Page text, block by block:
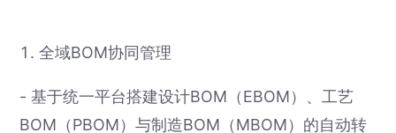
1. 全域BOM协同管理
- 基于统一平台搭建设计BOM（EBOM）、工艺
BOM（PBOM）与制造BOM（MBOM）的自动转